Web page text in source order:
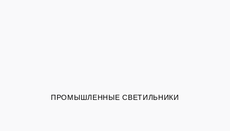
ПРОМЫШЛЕННЫЕ СВЕТИЛЬНИКИ